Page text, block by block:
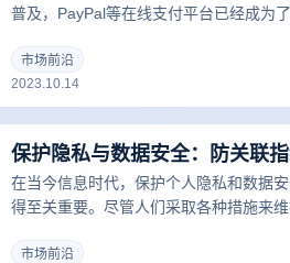
普及，PayPal等在线支付平台已经成为
别留意一个关键问题，那就是如何防止他
户被关联。这正是为什么使用反关联浏览
云登防关联浏览器，变得非常重要。
市场前沿
2023.10.14
在当今信息时代，保护个人隐私和数据
得至关重要。尽管人们采取各种措施来
市场前沿